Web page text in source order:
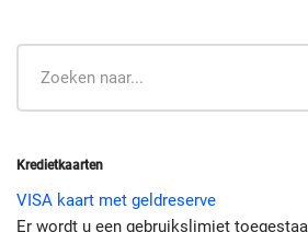
Kredietkaarten
VISA kaart met geldreserve
Er wordt u een gebruikslimiet